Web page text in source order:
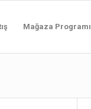
Mağaza Programı